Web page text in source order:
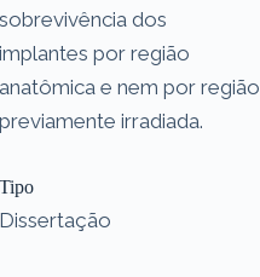
sobrevivência dos
implantes por região
anatômica e nem por região
previamente irradiada.
Tipo
Dissertação